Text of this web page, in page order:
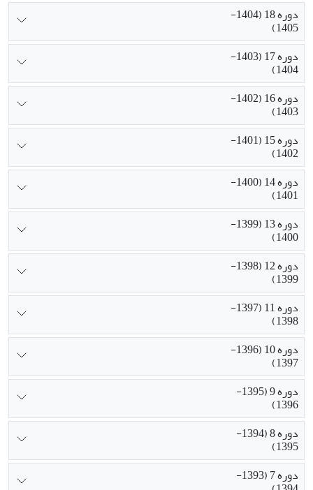
دوره 18 (1404-
1405)
دوره 17 (1403-
1404)
دوره 16 (1402-
1403)
دوره 15 (1401-
1402)
دوره 14 (1400-
1401)
دوره 13 (1399-
1400)
دوره 12 (1398-
1399)
دوره 11 (1397-
1398)
دوره 10 (1396-
1397)
دوره 9 (1395-
1396)
دوره 8 (1394-
1395)
دوره 7 (1393-